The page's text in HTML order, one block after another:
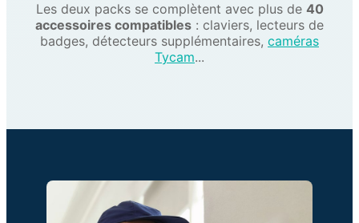
Les deux packs se complètent avec plus de 40
accessoires compatibles : claviers, lecteurs de
badges, détecteurs supplémentaires, caméras
Tycam...